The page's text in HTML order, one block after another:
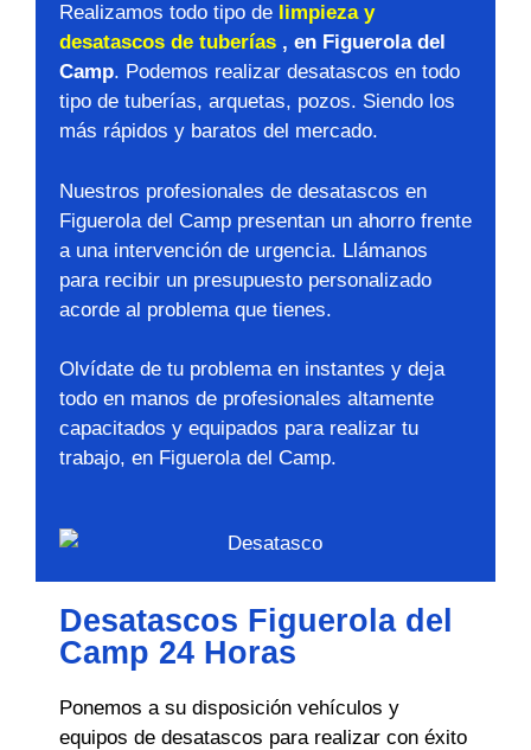
Realizamos todo tipo de limpieza y
desatascos de tuberías , en Figuerola del
Camp. Podemos realizar desatascos en todo
tipo de tuberías, arquetas, pozos. Siendo los
más rápidos y baratos del mercado.
Nuestros profesionales de desatascos en
Figuerola del Camp presentan un ahorro frente
a una intervención de urgencia. Llámanos
para recibir un presupuesto personalizado
acorde al problema que tienes.
Olvídate de tu problema en instantes y deja
todo en manos de profesionales altamente
capacitados y equipados para realizar tu
trabajo, en Figuerola del Camp.
Desatascos Figuerola del
Camp 24 Horas
Ponemos a su disposición vehículos y
equipos de desatascos para realizar con éxito